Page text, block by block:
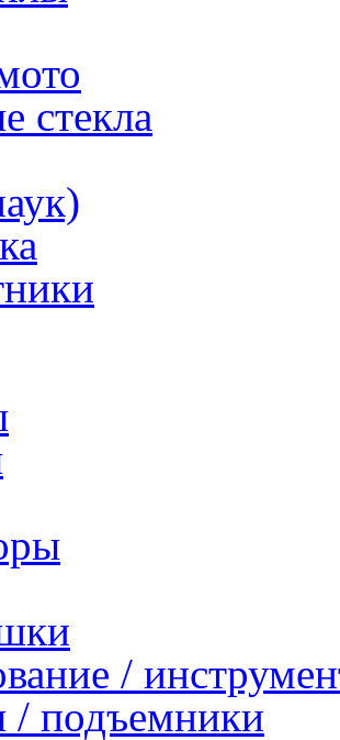
стекла
/
/ подъемники